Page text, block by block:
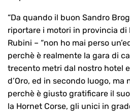
“Da quando il buon Sandro
riportare i motori in provincia di
Rubini – “non ho mai perso
perchè è realmente la gara di
trecento metri dal nostro hotel
d’Oro, ed in secondo luogo, ma
perchè è giusto gratificare il
la Hornet Corse, gli unici in